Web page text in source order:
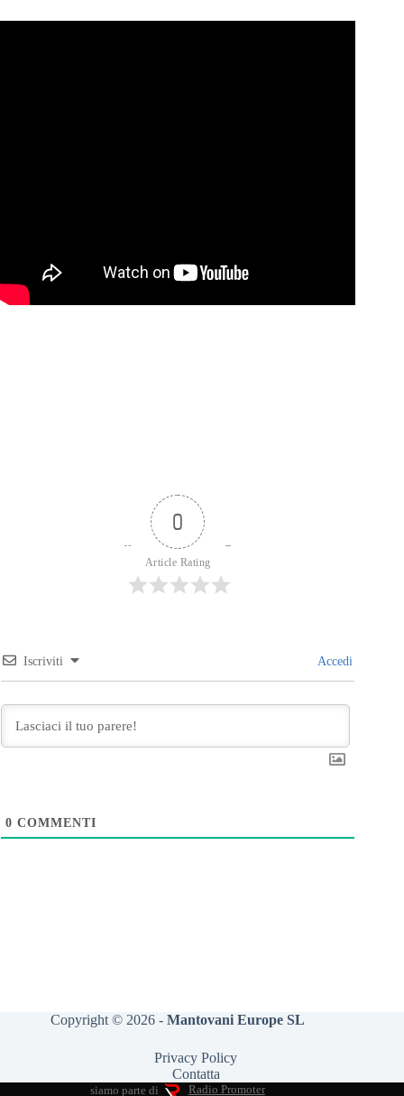
0
Article Rating
Iscriviti Accedi
0 COMMENTI
Copyright © 2026 -Mantovani Europe SL
Privacy Policy
Contatta
siamo parte di Radio Promoter